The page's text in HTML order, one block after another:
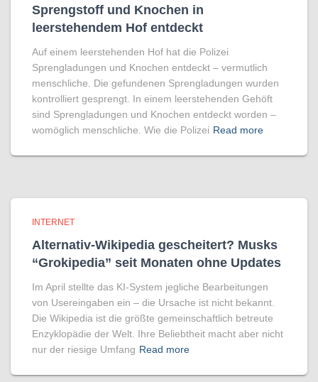
Sprengstoff und Knochen in
leerstehendem Hof entdeckt
Auf einem leerstehenden Hof hat die Polizei
Sprengladungen und Knochen entdeckt – vermutlich
menschliche. Die gefundenen Sprengladungen wurden
kontrolliert gesprengt. In einem leerstehenden Gehöft
sind Sprengladungen und Knochen entdeckt worden –
womöglich menschliche. Wie die Polizei Read more
INTERNET
Alternativ-Wikipedia gescheitert? Musks
“Grokipedia” seit Monaten ohne Updates
Im April stellte das KI-System jegliche Bearbeitungen
von Usereingaben ein – die Ursache ist nicht bekannt.
Die Wikipedia ist die größte gemeinschaftlich betreute
Enzyklopädie der Welt. Ihre Beliebtheit macht aber nicht
nur der riesige Umfang Read more